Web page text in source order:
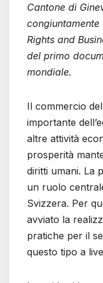
Cantone di
congiuntamente
Rights and
del primo
mondiale.
Il commercio
importante
altre attività
prosperità
diritti umani. La
un ruolo
Svizzera. Per
avviato la
pratiche per il
questo tipo a